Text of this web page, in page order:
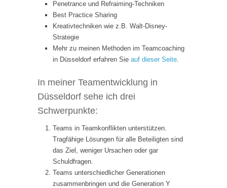
Penetrance und Refraiming-Techniken
Best Practice Sharing
Kreativtechniken wie z.B. Walt-Disney-
Strategie
Mehr zu meinen Methoden im Teamcoaching
in Düsseldorf erfahren Sie auf dieser Seite.
In meiner Teamentwicklung in
Düsseldorf sehe ich drei
Schwerpunkte:
Teams in Teamkonflikten unterstützen.
Tragfähige Lösungen für alle Beteiligten sind
das Ziel, weniger Ursachen oder gar
Schuldfragen.
Teams unterschiedlicher Generationen
zusammenbringen und die Generation Y